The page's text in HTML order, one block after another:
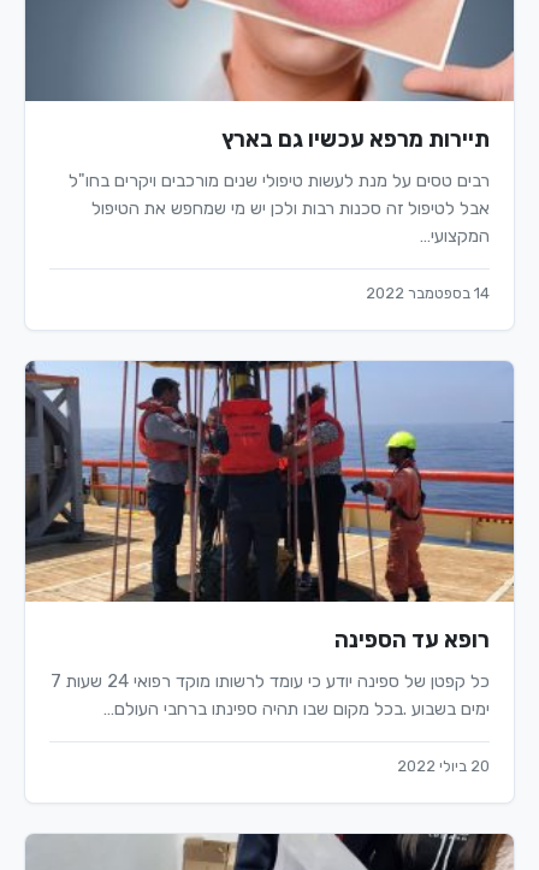
תיירות מרפא עכשיו גם בארץ
רבים טסים על מנת לעשות טיפולי שנים מורכבים ויקרים בחו"ל
אבל לטיפול זה סכנות רבות ולכן יש מי שמחפש את הטיפול
המקצועי…
14 בספטמבר 2022
רופא עד הספינה
כל קפטן של ספינה יודע כי עומד לרשותו מוקד רפואי 24 שעות 7
ימים בשבוע .בכל מקום שבו תהיה ספינתו ברחבי העולם…
20 ביולי 2022